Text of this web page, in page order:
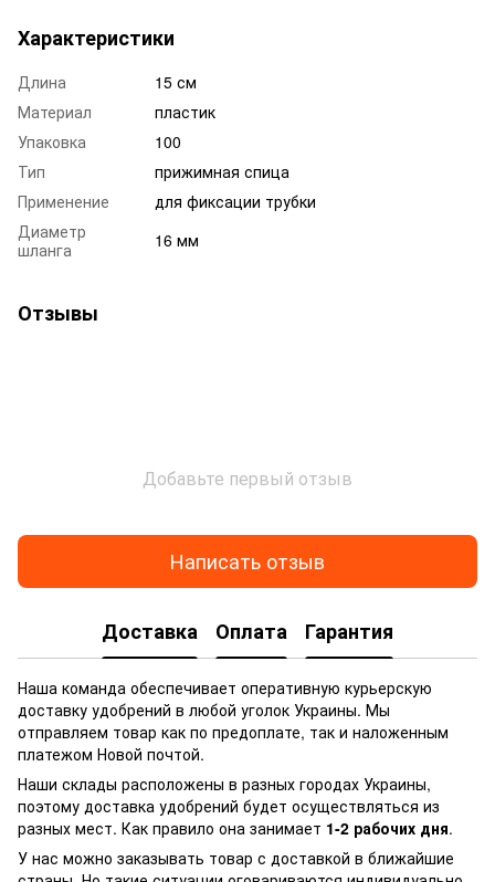
Характеристики
Длина
15 см
Материал
пластик
Упаковка
100
Тип
прижимная спица
Применение
для фиксации трубки
Диаметр
шланга
16 мм
Отзывы
Добавьте первый отзыв
Написать отзыв
Доставка Оплата Гарантия
Наша команда обеспечивает оперативную курьерскую
доставку удобрений в любой уголок Украины. Мы
отправляем товар как по предоплате, так и наложенным
платежом Новой почтой.
Наши склады расположены в разных городах Украины,
поэтому доставка удобрений будет осуществляться из
разных мест. Как правило она занимает 1-2 рабочих дня.
У нас можно заказывать товар с доставкой в ближайшие